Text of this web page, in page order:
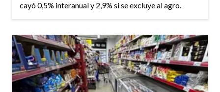
cayó 0,5% interanual y 2,9% si se excluye al agro.